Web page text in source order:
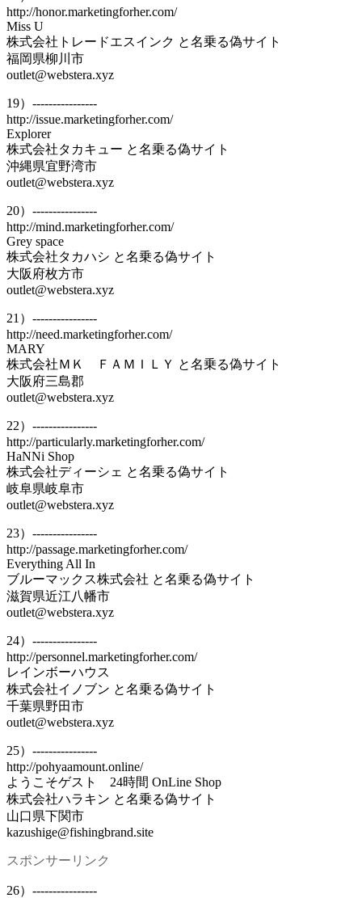
http://honor.marketingforher.com/
Miss U
株式会社トレードエスインク と名乗る偽サイト
福岡県柳川市
outlet@webstera.xyz
19）----------------
http://issue.marketingforher.com/
Explorer
株式会社タカキュー と名乗る偽サイト
沖縄県宜野湾市
outlet@webstera.xyz
20）----------------
http://mind.marketingforher.com/
Grey space
株式会社タカハシ と名乗る偽サイト
大阪府枚方市
outlet@webstera.xyz
21）----------------
http://need.marketingforher.com/
MARY
株式会社ＭＫ ＦＡＭＩＬＹ と名乗る偽サイト
大阪府三島郡
outlet@webstera.xyz
22）----------------
http://particularly.marketingforher.com/
HaNNi Shop
株式会社ディーシェ と名乗る偽サイト
岐阜県岐阜市
outlet@webstera.xyz
23）----------------
http://passage.marketingforher.com/
Everything All In
ブルーマックス株式会社 と名乗る偽サイト
滋賀県近江八幡市
outlet@webstera.xyz
24）----------------
http://personnel.marketingforher.com/
レインボーハウス
株式会社イノブン と名乗る偽サイト
千葉県野田市
outlet@webstera.xyz
25）----------------
http://pohyaamount.online/
ようこそゲスト 24時間 OnLine Shop
株式会社ハラキン と名乗る偽サイト
山口県下関市
kazushige@fishingbrand.site
スポンサーリンク
26）----------------